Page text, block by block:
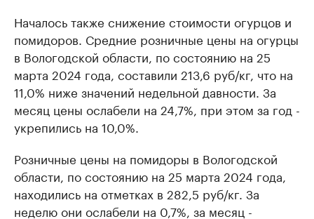
Началось также снижение стоимости огурцов и
помидоров. Средние розничные цены на огурцы
в Вологодской области, по состоянию на 25
марта 2024 года, составили 213,6 руб/кг, что на
11,0% ниже значений недельной давности. За
месяц цены ослабели на 24,7%, при этом за год -
укрепились на 10,0%.
Розничные цены на помидоры в Вологодской
области, по состоянию на 25 марта 2024 года,
находились на отметках в 282,5 руб/кг. За
неделю они ослабели на 0,7%, за месяц -